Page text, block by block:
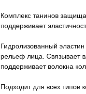
Комплекс танинов
поддерживает
Гидролизованный
рельеф лица. Связывает
поддерживает волокна
Подходит для всех типов